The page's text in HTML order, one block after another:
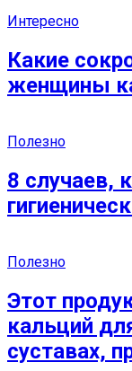
Интересно
Какие
женщины
Полезно
8 случаев,
Полезно
Этот
кальций
суставах,